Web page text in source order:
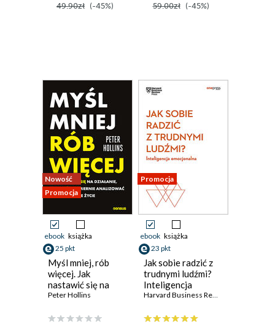
49.90zł (-45%) 59.00zł (-45%)
Nowość
Promocja
ebook książka
25 pkt
Myśl mniej, rób
więcej. Jak
nastawić się na
działanie, przestać
analizować i
Peter Hollins
Promocja
ebook książka
23 pkt
Jak sobie radzić z
trudnymi ludźmi?
Inteligencja
emocjonalna.
Review
Harvard Business Review